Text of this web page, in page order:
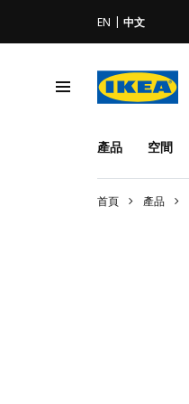
EN 中文
產品 空間
首頁 產品